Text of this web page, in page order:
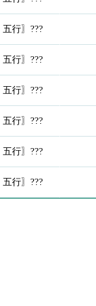
行〗???
行〗???
行〗???
行〗???
行〗???
行〗???